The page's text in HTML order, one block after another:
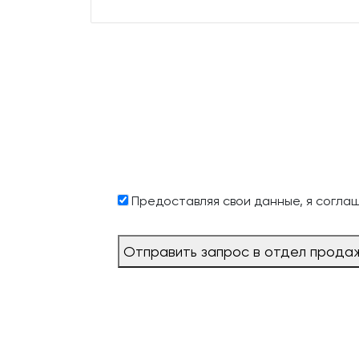
Предоставляя свои данные, я
Отправить запрос в отдел